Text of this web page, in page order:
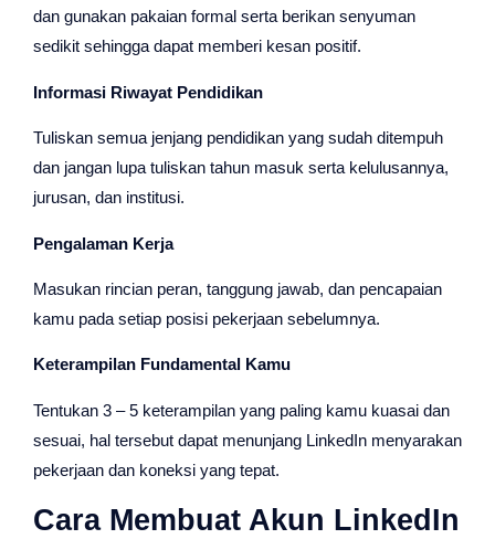
dan gunakan pakaian formal serta berikan senyuman
sedikit sehingga dapat memberi kesan positif.
Informasi Riwayat Pendidikan
Tuliskan semua jenjang pendidikan yang sudah ditempuh
dan jangan lupa tuliskan tahun masuk serta kelulusannya,
jurusan, dan institusi.
Pengalaman Kerja
Masukan rincian peran, tanggung jawab, dan pencapaian
kamu pada setiap posisi pekerjaan sebelumnya.
Keterampilan Fundamental Kamu
Tentukan 3 – 5 keterampilan yang paling kamu kuasai dan
sesuai, hal tersebut dapat menunjang LinkedIn menyarakan
pekerjaan dan koneksi yang tepat.
Cara Membuat Akun LinkedIn